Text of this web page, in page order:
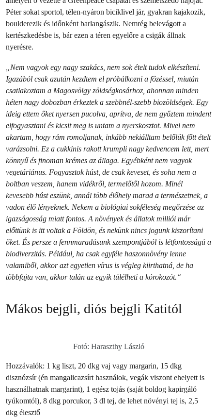
Péter sokat sportol, télen-nyáron biciklivel jár, gyakran kajakozik,
boulderezik és időnként barlangászik. Nemrég belevágott a
kertészkedésbe is, bár ezen a téren egyelőre a csigák állnak
nyerésre.
„Nem vagyok egy nagy szakács, nem sok ételt tudok elkészíteni.
Igazából csak azután kezdtem el próbálkozni a főzéssel, miután
csatlakoztam a Magosvölgy zöldségkosárhoz, ahonnan minden
héten nagy dobozban érkeztek a szebbnél-szebb biozöldségek. Egy
ideig ettem őket nyersen pucolva, aprítva, de nem győztem mindent
elfogyasztani és kicsit meg is untam a nyerskosztot. Mivel nem
akartam, hogy rám romoljanak, inkább nekiálltam belőlük főtt ételt
varázsolni. Ez a cukkinis rakott krumpli nagy kedvencem lett, mert
könnyű és finoman krémes az állaga. Egyébként nem vagyok
vegetáriánus. Fogyasztok húst, de csak keveset, és soha nem a
boltban veszem, hanem vidékről, termelőtől hozom. Minél
kevesebb húst eszünk, annál több élőhely marad a természetnek, a
vadon élő lényeknek. Nekem a biológiai sokféleség megőrzése az
igazságosság miatt fontos. A növények és állatok milliói már
előttünk is itt voltak a Földön, és nekünk nincs jogunk kiszorítani
őket. És persze a fennmaradásunk szempontjából is létfontosságú a
biodiverzitás. Például, ha csak egyféle haszonnövény lenne
valamiből, akkor azt egyetlen vírus is végleg kiirthatná, de ha
többfajta van, akkor talán az egyik túlélheti a kórokozót.“
Mákos bejgli, diós bejgli Katitól
Fotó: Haraszthy László
Hozzávalók: 1 kg liszt, 20 dkg vaj vagy margarin, 15 dkg
disznózsír (én mangalicazsírt használok, vegák viszont ehelyett is
használhatnak margarint), 1 egész tojás (saját boldog kapirgáló
tyúkomtól), 8 dkg porcukor, 3 dl tej, de lehet növényi tej is, 2,5
dkg élesztő